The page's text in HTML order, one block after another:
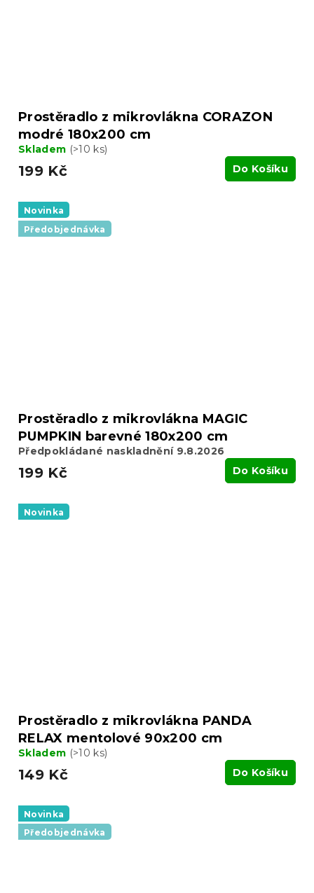
Prostěradlo z mikrovlákna CORAZON
modré 180x200 cm
Skladem (>10 ks)
199 Kč Do Košíku
Novinka
Předobjednávka
Prostěradlo z mikrovlákna MAGIC
PUMPKIN barevné 180x200 cm
Předpokládané naskladnění 9.8.2026
199 Kč Do Košíku
Novinka
Prostěradlo z mikrovlákna PANDA
RELAX mentolové 90x200 cm
Skladem (>10 ks)
149 Kč Do Košíku
Novinka
Předobjednávka